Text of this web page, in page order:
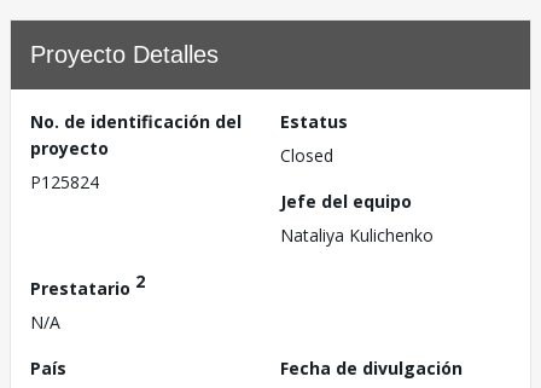
Proyecto Detalles
No. de identificación del
proyecto
P125824
Estatus
Closed
Jefe del equipo
Nataliya Kulichenko
Prestatario 2
N/A
País
Fecha de divulgación